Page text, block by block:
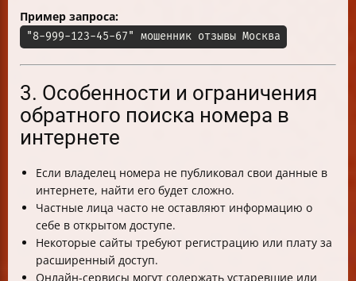
Пример запроса:
"8-999-123-45-67" мошенник отзывы Москва
3. Особенности и ограничения
обратного поиска номера в
интернете
Если владелец номера не публиковал свои данные в
интернете, найти его будет сложно.
Частные лица часто не оставляют информацию о
себе в открытом доступе.
Некоторые сайты требуют регистрацию или плату за
расширенный доступ.
Онлайн-сервисы могут содержать устаревшие или